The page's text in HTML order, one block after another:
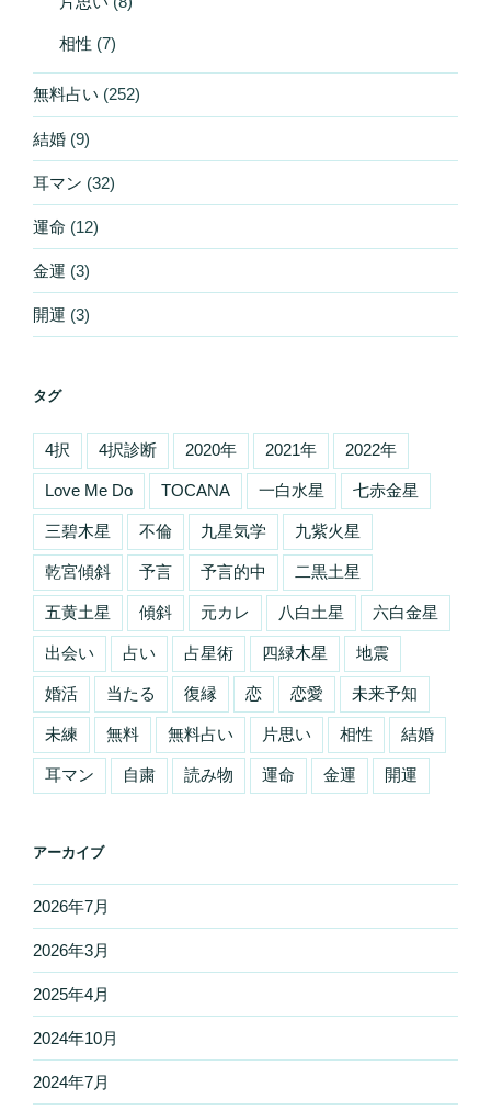
相性 (7)
無料占い (252)
結婚 (9)
耳マン (32)
運命 (12)
金運 (3)
開運 (3)
タグ
4択 4択診断 2020年 2021年 2022年
Love Me Do TOCANA 一白水星 七赤金星
三碧木星 不倫 九星気学 九紫火星
乾宮傾斜 予言 予言的中 二黒土星
五黄土星 傾斜 元カレ 八白土星 六白金星
出会い 占い 占星術 四緑木星 地震
婚活 当たる 復縁 恋 恋愛 未来予知
未練 無料 無料占い 片思い 相性 結婚
耳マン 自粛 読み物 運命 金運 開運
アーカイブ
2026年7月
2026年3月
2025年4月
2024年10月
2024年7月